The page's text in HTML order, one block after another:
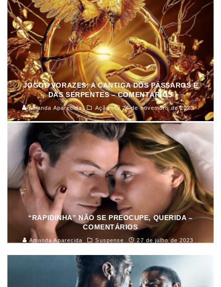
JOGOS VORAZES: A CANTIGA DOS PÁSSAROS E
DAS SERPENTES – COMENTÁRIOS
Amanda Aparecida Ação 24 de novembro de 2023
“RAPIDINHA” NÃO SE PREOCUPE, QUERIDA –
COMENTÁRIOS
Amanda Aparecida Suspense 27 de julho de 2023